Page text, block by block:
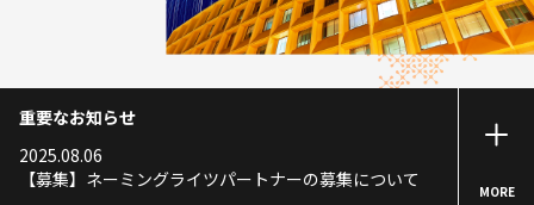
重要なお知らせ
2025.08.06
【募集】ネーミングライツパートナーの募集について